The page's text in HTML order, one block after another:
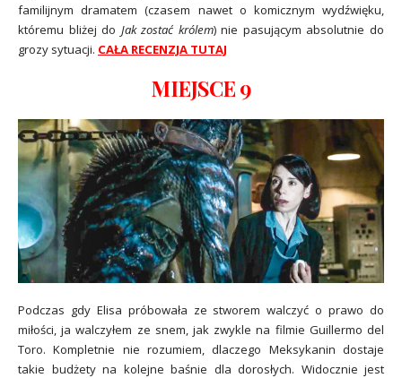
familijnym dramatem (czasem nawet o komicznym wydźwięku,
któremu bliżej do Jak zostać królem) nie pasującym absolutnie do
grozy sytuacji. CAŁA RECENZJA TUTAJ
MIEJSCE 9
Podczas gdy Elisa próbowała ze stworem walczyć o prawo do
miłości, ja walczyłem ze snem, jak zwykle na filmie Guillermo del
Toro. Kompletnie nie rozumiem, dlaczego Meksykanin dostaje
takie budżety na kolejne baśnie dla dorosłych. Widocznie jest